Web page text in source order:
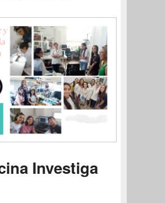
Investiga